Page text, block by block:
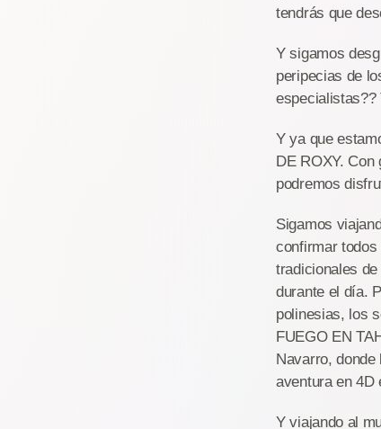
tendrás que
Y sigamos
peripecias de
especialistas??
Y ya que
DE ROXY.
podremos
Sigamos
confirmar
tradicionales
durante el día.
polinesias, los
FUEGO EN
Navarro,
aventura en 4D
Y viajando al